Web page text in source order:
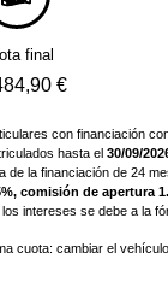
final
€
con financiación
hasta el 30/09/
de la financiación de 24
comisión de apertura
intereses se debe a la
cuota: cambiar el